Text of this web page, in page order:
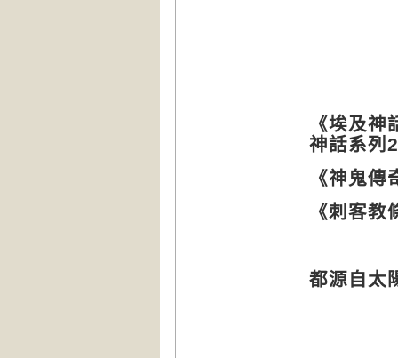
《埃及
神話系列 2
《神鬼
《刺客
都源自太